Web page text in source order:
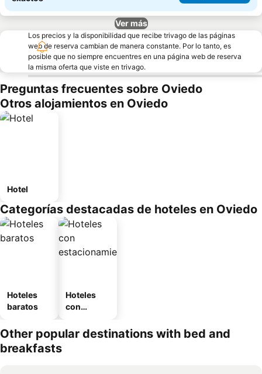
Ver más
Los precios y la disponibilidad que recibe trivago de las páginas
web de reserva cambian de manera constante. Por lo tanto, es
posible que no siempre encuentres en una página web de reserva
la misma oferta que viste en trivago.
Preguntas frecuentes sobre Oviedo
Otros alojamientos en Oviedo
Hotel
Categorías destacadas de hoteles en Oviedo
Hoteles
baratos
Hoteles
con
miento
Other popular destinations with bed and
breakfasts